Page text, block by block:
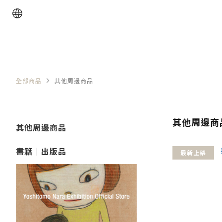
全部商品 其他周邊商品
其他周邊商品
書籍｜出版品
其他周邊商
最新上架